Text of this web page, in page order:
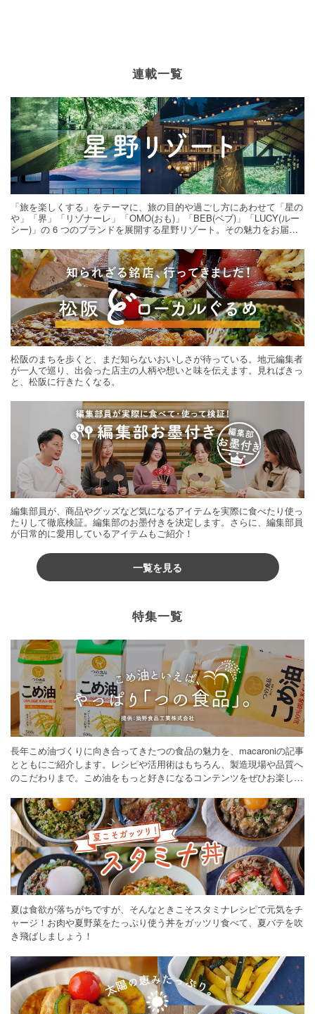
連載一覧
「旅を楽しくする」をテーマに、旅の目的や過ごし方にあわせて「星の
や」「界」「リゾナーレ」「OMO(おも)」「BEB(ベブ)」「LUCY(ルー
シー)」の 6 つのブランドを展開する星野リゾート。その魅力をお届け
松阪のまちを歩くと、まだ知らないおいしさが待っている。地元編集者
が一人で巡り、出会った店主の人柄や想いと味を伝えます。見ればきっ
と、松阪に行きたくなる。
編集部員が、商品やグッズなど気になるアイテムを実際に食べたり使っ
たりして徹底検証。編集部のお墨付きを決定します。さらに、編集部員
が日常的に愛用しているアイテムもご紹介！
一覧を見る
特集一覧
長年こめ油づくりに向き合ってきたつの食品の魅力を、macaroniの記事
とともにご紹介します。レシピや活用術はもちろん、製造現場や品質へ
のこだわりまで。こめ油をもっと好きになるコンテンツをぜひお楽しみ
夏は食欲が落ちがちですが、そんなときこそスタミナレシピで元気をチ
ャージ！お肉や夏野菜をたっぷり使う丼をガッツリ食べて、夏バテを吹
き飛ばしましょう！